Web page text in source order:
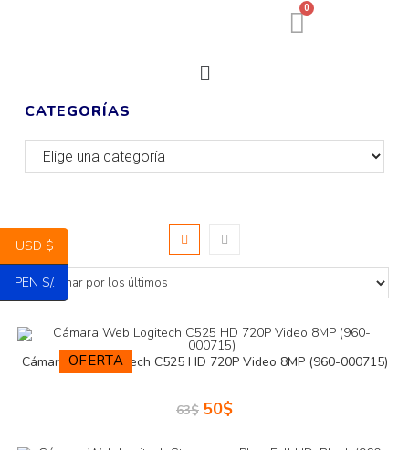
0
CATEGORÍAS
OFERTA
Cámara Web Logitech C525 HD 720P Video 8MP (960-000715)
63$ 50$
USD $
PEN S/.